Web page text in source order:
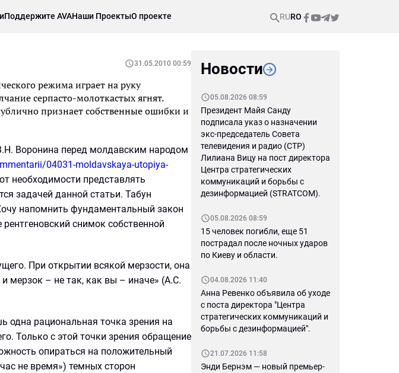
Поддержите AVAНаши ПроектыО проекте RURO
31.05.2010 00:59
режима играет на руку
серпасто-молоткастых ягнят.
признает собственные ошибки и
Воронина перед молдавским народом
04031-moldavskaya-utopiya-
необходимости представлять
задачей данной статьи. Табун
напомнить фундаментальный закон
снимок собственной
При открытии всякой мерзости, она
мерзок – не так, как вы – иначе» (А.С.
одна рациональная точка зрения на
Только с этой точки зрения обращение
опираться на положительный
не время») темных сторон
Новости
05.08.2026 08:59
Президент Майя Санду
подписала указ о назначении
экс-председатель Совета
телевидения и радио (СТР)
Лилиана Вицу на пост директора
Центра стратегических
коммуникаций и борьбы с
дезинформацией (STRATCOM).
05.08.2026 08:59
15 человек погибли, еще 51
пострадал после ночных ударов
по Киеву и области.
04.08.2026 11:40
Анна Ревенко объявила об уходе
с поста директора "Центра
стратегических коммуникаций и
борьбы с дезинформацией".
21.07.2026 11:58
Энди Бернэм — новый премьер-